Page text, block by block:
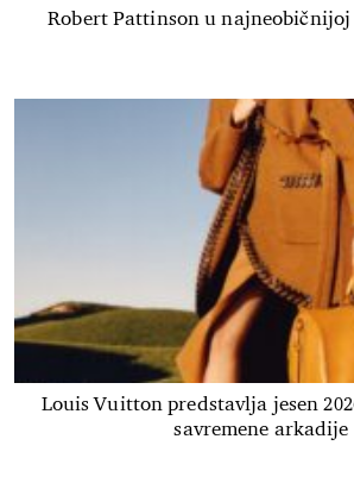
Robert Pattinson u
Louis Vuitton predstavlja jesen
savremene arkadije